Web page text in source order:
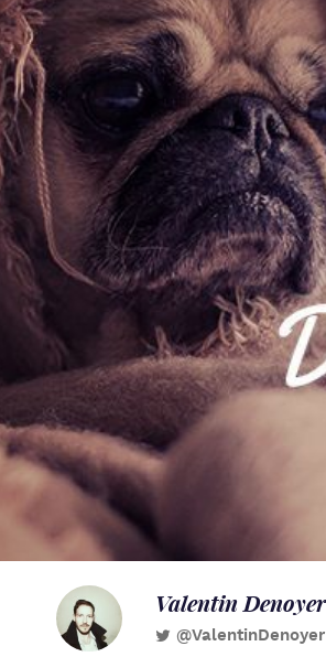
Valentin Denoyer
@ValentinDenoyer